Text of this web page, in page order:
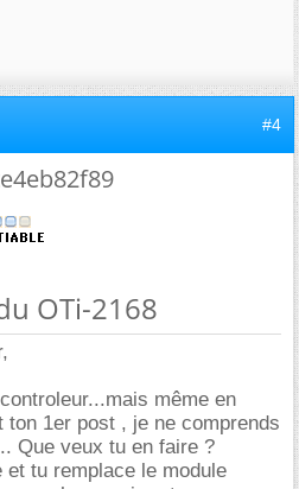
#4
OTi-2168
même en
ton 1er post , je ne comprends
Que veux tu en faire ?
et tu remplace le module